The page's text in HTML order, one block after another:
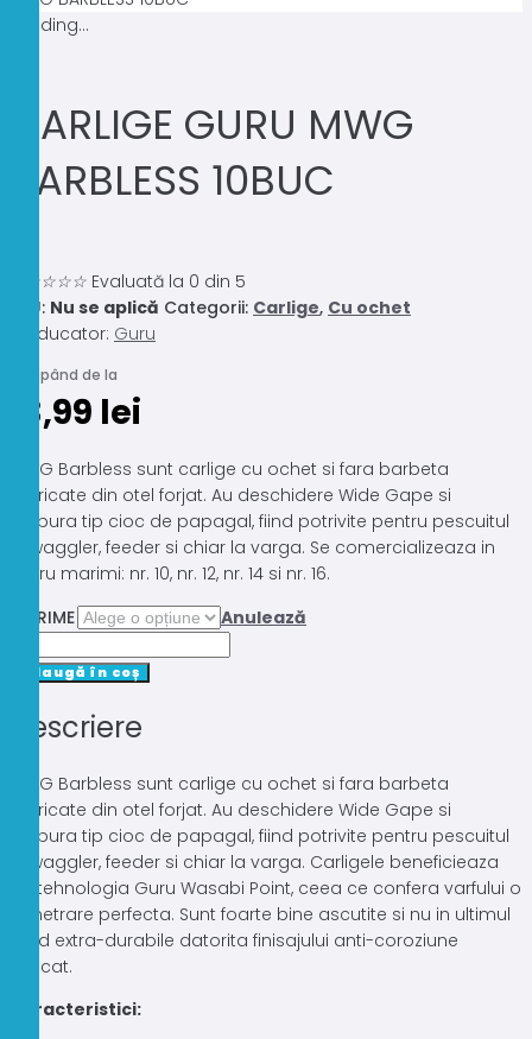
Loading...
CARLIGE GURU MWG
BARBLESS 10BUC
☆☆☆☆ Evaluată la 0 din 5
SKU: Nu se aplică Categorii: Carlige, Cu ochet
Producator: Guru
Începând de la
13,99 lei
MWG Barbless sunt carlige cu ochet si fara barbeta
fabricate din otel forjat. Au deschidere Wide Gape si
curbura tip cioc de papagal, fiind potrivite pentru pescuitul
la waggler, feeder si chiar la varga. Se comercializeaza in
patru marimi: nr. 10, nr. 12, nr. 14 si nr. 16.
MARIME
Anulează
CARLIGE
MWG
10BUC
Adaugă în coș
Descriere
MWG Barbless sunt carlige cu ochet si fara barbeta
fabricate din otel forjat. Au deschidere Wide Gape si
curbura tip cioc de papagal, fiind potrivite pentru pescuitul
la waggler, feeder si chiar la varga. Carligele beneficieaza
de tehnologia Guru Wasabi Point, ceea ce confera varfului o
penetrare perfecta. Sunt foarte bine ascutite si nu in ultimul
rand extra-durabile datorita finisajului anti-coroziune
aplicat.
Caracteristici: